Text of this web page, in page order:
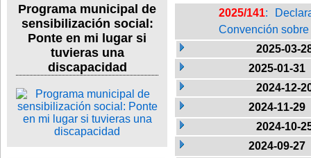
Programa municipal de
sensibilización social:
Ponte en mi lugar si
tuvieras una
discapacidad
2025/141:
Convención
2025-03-
2025-01-31
2024-12-
2024-11-29
2024-10-
2024-09-27